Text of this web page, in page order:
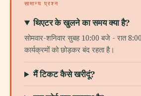
सामान्य प्रश्न
थिएटर के खुलने का समय क्या है?
सोमवार-शनिवार सुबह 10:00 बजे - रात
कार्यक्रमों को छोड़कर बंद रहता है।
मैं टिकट कैसे खरीदूं?